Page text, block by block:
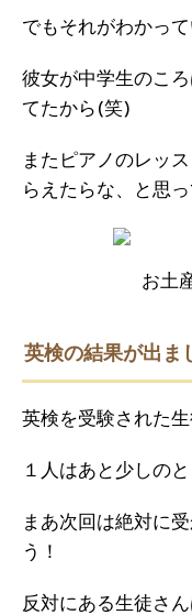
でもそれがわかっ
彼女が中学生のこ
てたから(笑)
またピアノのレッ
らえたらな、と思っ
お土
英検の結果が出ま
英検を受験された
１人はあと少しの
まあ次回は絶対に
う！
反対にある生徒さ